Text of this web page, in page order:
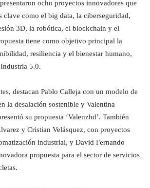
ocho proyectos innovadores que
clave como el big data, la ciberseguridad,
3D, la robótica, el blockchain y el
tiene como objetivo principal la
resiliencia y el bienestar humano,
5.0.
destacan Pablo Calleja con un modelo de
la desalación sostenible y Valentina
su propuesta ‘Valenzhd’. También
y Cristian Velásquez, con proyectos
industrial, y David Fernando
propuesta para el sector de servicios